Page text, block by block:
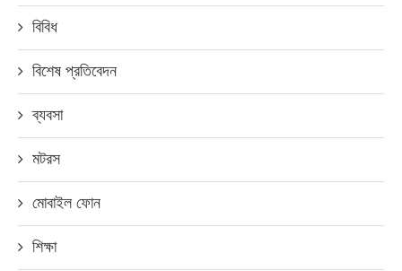
বিবিধ
বিশেষ প্রতিবেদন
ব্যবসা
মটরস
মোবাইল ফোন
শিক্ষা